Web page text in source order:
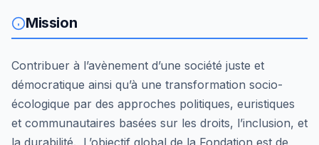
Mission
Contribuer à l’avènement d’une société juste et
démocratique ainsi qu’à une transformation socio-
écologique par des approches politiques, euristiques
et communautaires basées sur les droits, l’inclusion, et